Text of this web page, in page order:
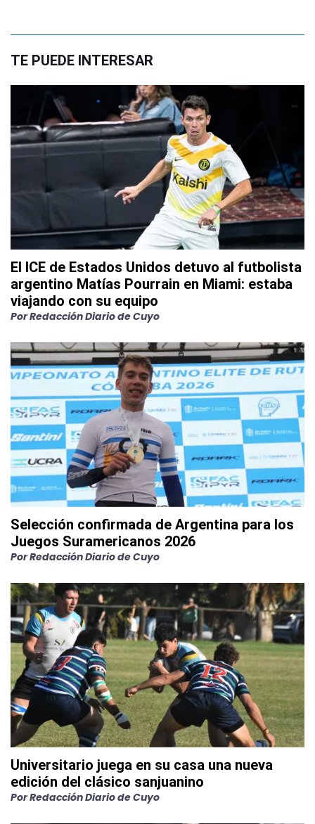
TE PUEDE INTERESAR
El ICE de Estados Unidos detuvo al futbolista
argentino Matías Pourrain en Miami: estaba
viajando con su equipo
PorRedacción Diario de Cuyo
Selección confirmada de Argentina para los
Juegos Suramericanos 2026
PorRedacción Diario de Cuyo
Universitario juega en su casa una nueva
edición del clásico sanjuanino
PorRedacción Diario de Cuyo